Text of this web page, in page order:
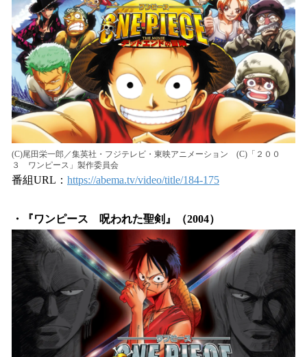
(C)尾田栄一郎／集英社・フジテレビ・東映アニメーション (C)「２００
３ ワンピース」製作委員会
番組URL： https://abema.tv/video/title/184-175
・『ワンピース 呪われた聖剣』（2004）